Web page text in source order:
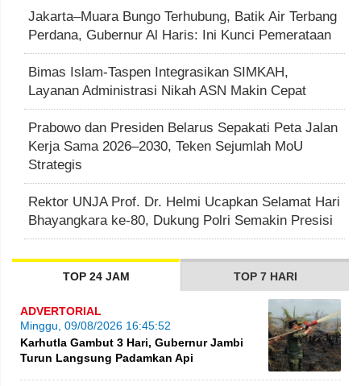
Jakarta–Muara Bungo Terhubung, Batik Air Terbang
Perdana, Gubernur Al Haris: Ini Kunci Pemerataan
Bimas Islam-Taspen Integrasikan SIMKAH,
Layanan Administrasi Nikah ASN Makin Cepat
Prabowo dan Presiden Belarus Sepakati Peta Jalan
Kerja Sama 2026–2030, Teken Sejumlah MoU
Strategis
Rektor UNJA Prof. Dr. Helmi Ucapkan Selamat Hari
Bhayangkara ke-80, Dukung Polri Semakin Presisi
TOP 24 JAM TOP 7 HARI
ADVERTORIAL
Minggu, 09/08/2026 16:45:52
Karhutla Gambut 3 Hari, Gubernur Jambi
Turun Langsung Padamkan Api